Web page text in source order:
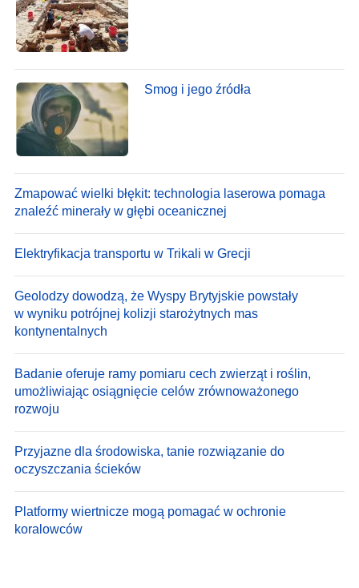
Smog i jego źródła
Zmapować wielki błękit: technologia laserowa pomaga
znaleźć minerały w głębi oceanicznej
Elektryfikacja transportu w Trikali w Grecji
Geolodzy dowodzą, że Wyspy Brytyjskie powstały
w wyniku potrójnej kolizji starożytnych mas
kontynentalnych
Badanie oferuje ramy pomiaru cech zwierząt i roślin,
umożliwiając osiągnięcie celów zrównoważonego
rozwoju
Przyjazne dla środowiska, tanie rozwiązanie do
oczyszczania ścieków
Platformy wiertnicze mogą pomagać w ochronie
koralowców